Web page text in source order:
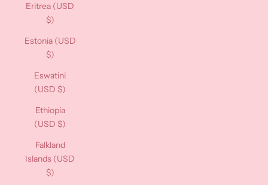
Eritrea (USD
$)
Estonia (USD
$)
Eswatini
(USD $)
Ethiopia
(USD $)
Falkland
Islands (USD
$)